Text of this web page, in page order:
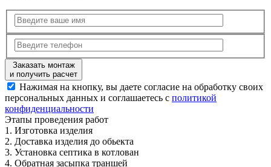
Заказать монтаж
и получить расчет
Нажимая на кнопку, вы даете согласие на обработку своих
персональных данных и соглашаетесь с политикой
конфиденциальности
Этапы проведения работ
1. Изготовка изделия
2. Доставка изделия до обьекта
3. Установка септика в котлован
4. Обратная засыпка траншей